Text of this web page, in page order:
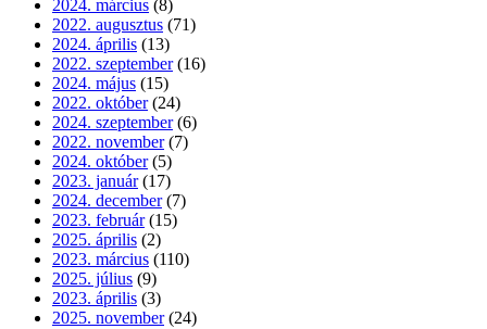
2024. március (8)
2022. augusztus (71)
2024. április (13)
2022. szeptember (16)
2024. május (15)
2022. október (24)
2024. szeptember (6)
2022. november (7)
2024. október (5)
2023. január (17)
2024. december (7)
2023. február (15)
2025. április (2)
2023. március (110)
2025. július (9)
2023. április (3)
2025. november (24)